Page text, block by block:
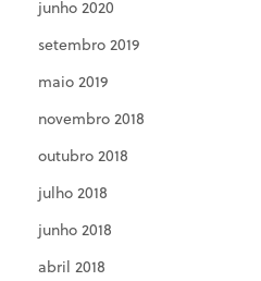
junho 2020
setembro 2019
maio 2019
novembro 2018
outubro 2018
julho 2018
junho 2018
abril 2018